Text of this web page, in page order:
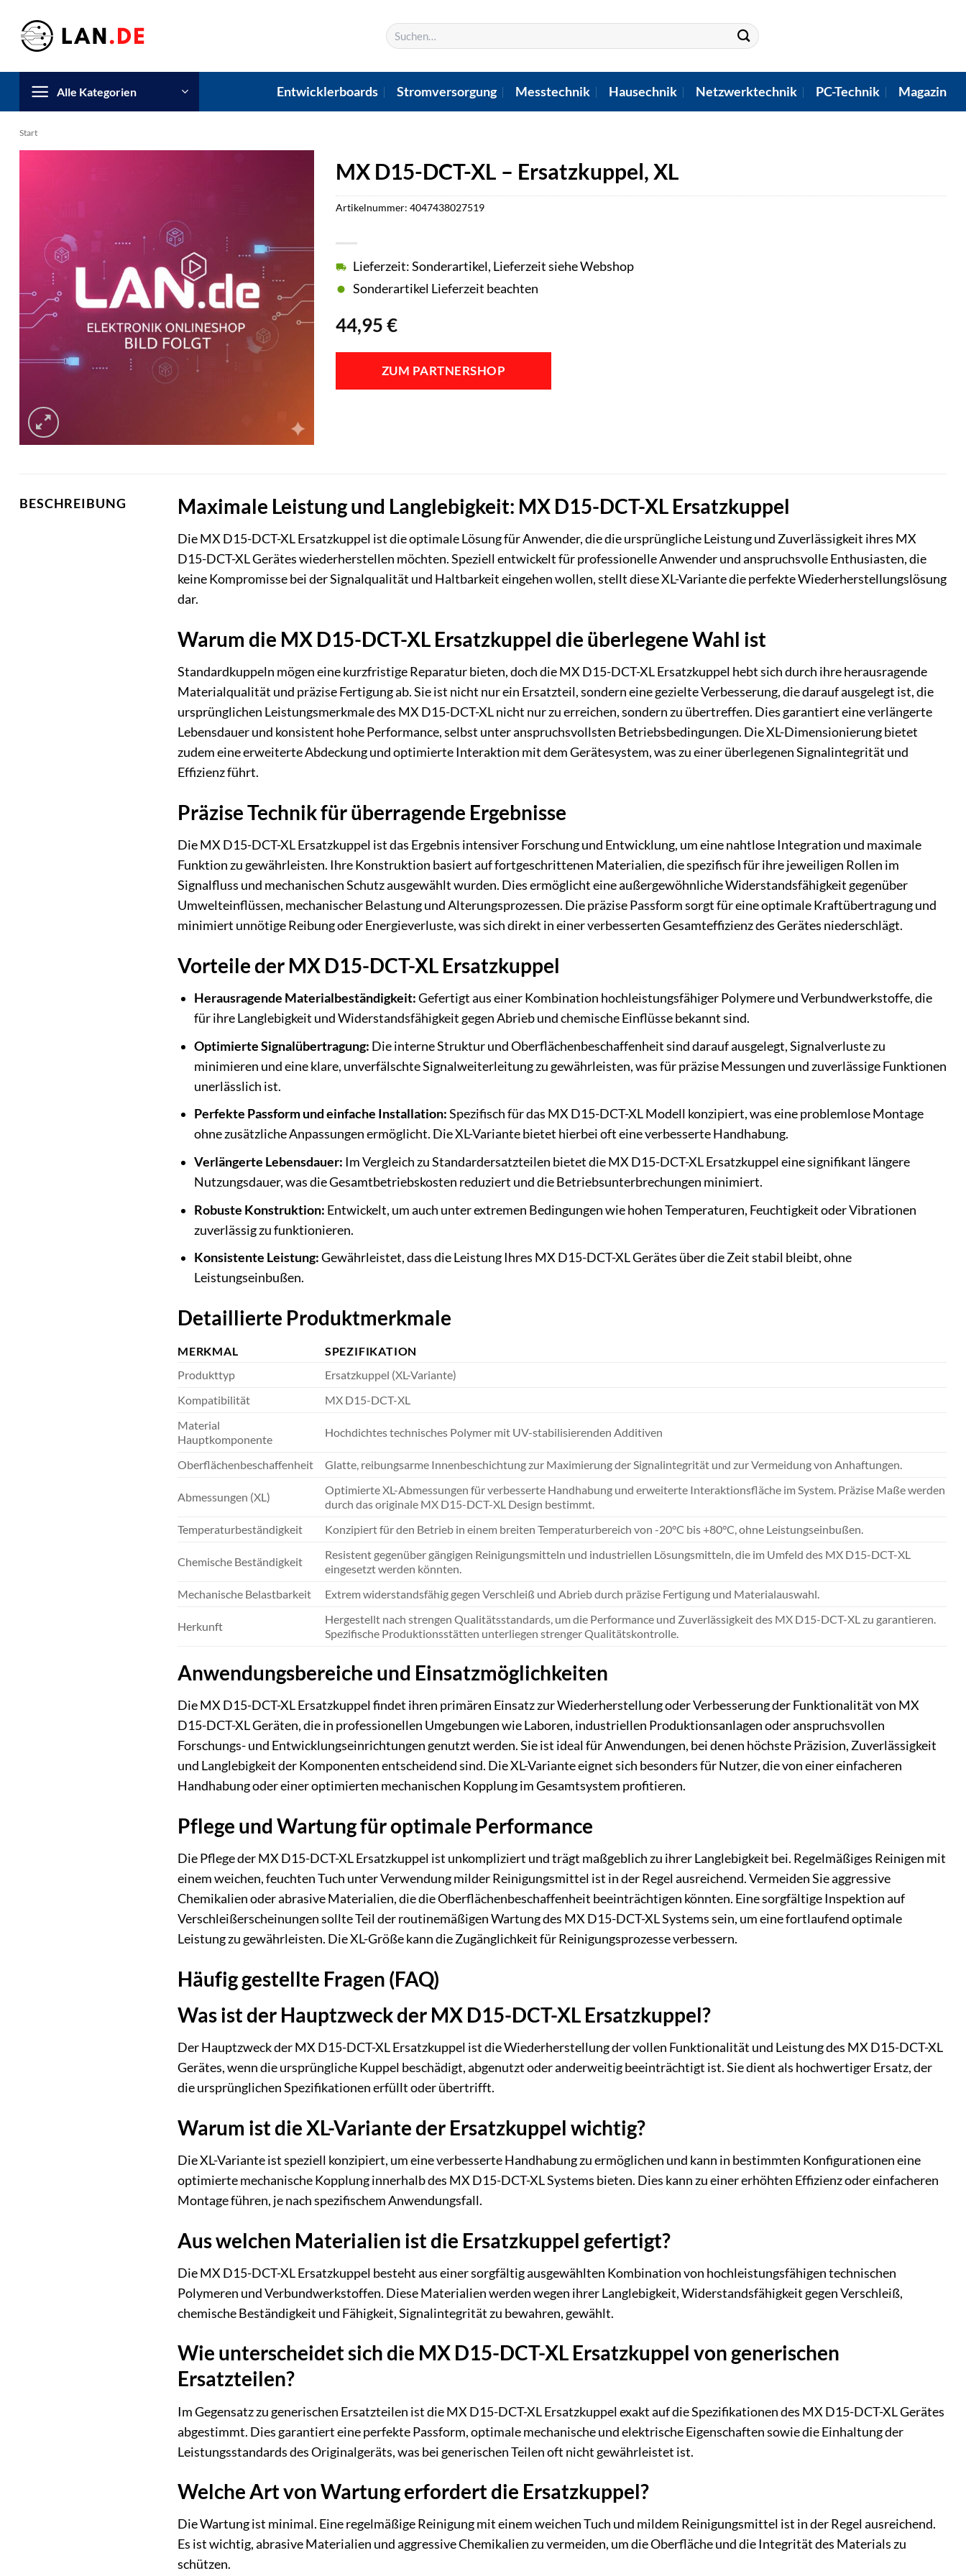
Inhalt
springen
Suchen
nach:
Alle Kategorien Entwicklerboards Stromversorgung Messtechnik Hausechnik Netzwerktechnik PC-Technik Magazin
Start
MX D15-DCT-XL – Ersatzkuppel, XL
44,95€
Lieferzeit: Sonderartikel, Lieferzeit siehe Webshop
Sonderartikel Lieferzeit beachten
ZUM PARTNERSHOP
Artikelnummer: 4047438027519
BESCHREIBUNG Maximale Leistung und Langlebigkeit: MX D15-DCT-XL Ersatzkuppel
Die MX D15-DCT-XL Ersatzkuppel ist die optimale Lösung für Anwender, die die ursprüngliche Leistung und Zuverlässigkeit ihres MX
D15-DCT-XL Gerätes wiederherstellen möchten. Speziell entwickelt für professionelle Anwender und anspruchsvolle Enthusiasten, die
keine Kompromisse bei der Signalqualität und Haltbarkeit eingehen wollen, stellt diese XL-Variante die perfekte Wiederherstellungslösung
dar.
Warum die MX D15-DCT-XL Ersatzkuppel die überlegene Wahl ist
Standardkuppeln mögen eine kurzfristige Reparatur bieten, doch die MX D15-DCT-XL Ersatzkuppel hebt sich durch ihre herausragende
Materialqualität und präzise Fertigung ab. Sie ist nicht nur ein Ersatzteil, sondern eine gezielte Verbesserung, die darauf ausgelegt ist, die
ursprünglichen Leistungsmerkmale des MX D15-DCT-XL nicht nur zu erreichen, sondern zu übertreffen. Dies garantiert eine verlängerte
Lebensdauer und konsistent hohe Performance, selbst unter anspruchsvollsten Betriebsbedingungen. Die XL-Dimensionierung bietet
zudem eine erweiterte Abdeckung und optimierte Interaktion mit dem Gerätesystem, was zu einer überlegenen Signalintegrität und
Effizienz führt.
Präzise Technik für überragende Ergebnisse
Die MX D15-DCT-XL Ersatzkuppel ist das Ergebnis intensiver Forschung und Entwicklung, um eine nahtlose Integration und maximale
Funktion zu gewährleisten. Ihre Konstruktion basiert auf fortgeschrittenen Materialien, die spezifisch für ihre jeweiligen Rollen im
Signalfluss und mechanischen Schutz ausgewählt wurden. Dies ermöglicht eine außergewöhnliche Widerstandsfähigkeit gegenüber
Umwelteinflüssen, mechanischer Belastung und Alterungsprozessen. Die präzise Passform sorgt für eine optimale Kraftübertragung und
minimiert unnötige Reibung oder Energieverluste, was sich direkt in einer verbesserten Gesamteffizienz des Gerätes niederschlägt.
Vorteile der MX D15-DCT-XL Ersatzkuppel
Herausragende Materialbeständigkeit:Gefertigt aus einer Kombination hochleistungsfähiger Polymere und Verbundwerkstoffe, die
für ihre Langlebigkeit und Widerstandsfähigkeit gegen Abrieb und chemische Einflüsse bekannt sind.
Optimierte Signalübertragung: Die interne Struktur und Oberflächenbeschaffenheit sind darauf ausgelegt, Signalverluste zu
minimieren und eine klare, unverfälschte Signalweiterleitung zu gewährleisten, was für präzise Messungen und zuverlässige Funktionen
unerlässlich ist.
Perfekte Passform und einfache Installation:Spezifisch für das MX D15-DCT-XL Modell konzipiert, was eine problemlose Montage
ohne zusätzliche Anpassungen ermöglicht. Die XL-Variante bietet hierbei oft eine verbesserte Handhabung.
Verlängerte Lebensdauer: Im Vergleich zu Standardersatzteilen bietet die MX D15-DCT-XL Ersatzkuppel eine signifikant längere
Nutzungsdauer, was die Gesamtbetriebskosten reduziert und die Betriebsunterbrechungen minimiert.
Robuste Konstruktion: Entwickelt, um auch unter extremen Bedingungen wie hohen Temperaturen, Feuchtigkeit oder Vibrationen
zuverlässig zu funktionieren.
Konsistente Leistung:Gewährleistet, dass die Leistung Ihres MX D15-DCT-XL Gerätes über die Zeit stabil bleibt, ohne
Leistungseinbußen.
Detaillierte Produktmerkmale
MERKMAL
SPEZIFIKATION
Produkttyp
Ersatzkuppel (XL-Variante)
Kompatibilität
MX D15-DCT-XL
Material
Hauptkomponente
Hochdichtes technisches Polymer mit UV-stabilisierenden Additiven
Oberflächenbeschaffenheit Glatte, reibungsarme Innenbeschichtung zur Maximierung der Signalintegrität und zur Vermeidung von Anhaftungen.
Abmessungen (XL)
Optimierte XL-Abmessungen für verbesserte Handhabung und erweiterte Interaktionsfläche im System. Präzise Maße werden
durch das originale MX D15-DCT-XL Design bestimmt.
Temperaturbeständigkeit
Konzipiert für den Betrieb in einem breiten Temperaturbereich von -20°C bis +80°C, ohne Leistungseinbußen.
Chemische Beständigkeit
Resistent gegenüber gängigen Reinigungsmitteln und industriellen Lösungsmitteln, die im Umfeld des MX D15-DCT-XL
eingesetzt werden könnten.
Mechanische Belastbarkeit
Extrem widerstandsfähig gegen Verschleiß und Abrieb durch präzise Fertigung und Materialauswahl.
Herkunft
Hergestellt nach strengen Qualitätsstandards, um die Performance und Zuverlässigkeit des MX D15-DCT-XL zu garantieren.
Spezifische Produktionsstätten unterliegen strenger Qualitätskontrolle.
Anwendungsbereiche und Einsatzmöglichkeiten
Die MX D15-DCT-XL Ersatzkuppel findet ihren primären Einsatz zur Wiederherstellung oder Verbesserung der Funktionalität von MX
D15-DCT-XL Geräten, die in professionellen Umgebungen wie Laboren, industriellen Produktionsanlagen oder anspruchsvollen
Forschungs- und Entwicklungseinrichtungen genutzt werden. Sie ist ideal für Anwendungen, bei denen höchste Präzision, Zuverlässigkeit
und Langlebigkeit der Komponenten entscheidend sind. Die XL-Variante eignet sich besonders für Nutzer, die von einer einfacheren
Handhabung oder einer optimierten mechanischen Kopplung im Gesamtsystem profitieren.
Pflege und Wartung für optimale Performance
Die Pflege der MX D15-DCT-XL Ersatzkuppel ist unkompliziert und trägt maßgeblich zu ihrer Langlebigkeit bei. Regelmäßiges Reinigen mit
einem weichen, feuchten Tuch unter Verwendung milder Reinigungsmittel ist in der Regel ausreichend. Vermeiden Sie aggressive
Chemikalien oder abrasive Materialien, die die Oberflächenbeschaffenheit beeinträchtigen könnten. Eine sorgfältige Inspektion auf
Verschleißerscheinungen sollte Teil der routinemäßigen Wartung des MX D15-DCT-XL Systems sein, um eine fortlaufend optimale
Leistung zu gewährleisten. Die XL-Größe kann die Zugänglichkeit für Reinigungsprozesse verbessern.
Häufig gestellte Fragen (FAQ)
Was ist der Hauptzweck der MX D15-DCT-XL Ersatzkuppel?
Der Hauptzweck der MX D15-DCT-XL Ersatzkuppel ist die Wiederherstellung der vollen Funktionalität und Leistung des MX D15-DCT-XL
Gerätes, wenn die ursprüngliche Kuppel beschädigt, abgenutzt oder anderweitig beeinträchtigt ist. Sie dient als hochwertiger Ersatz, der
die ursprünglichen Spezifikationen erfüllt oder übertrifft.
Warum ist die XL-Variante der Ersatzkuppel wichtig?
Die XL-Variante ist speziell konzipiert, um eine verbesserte Handhabung zu ermöglichen und kann in bestimmten Konfigurationen eine
optimierte mechanische Kopplung innerhalb des MX D15-DCT-XL Systems bieten. Dies kann zu einer erhöhten Effizienz oder einfacheren
Montage führen, je nach spezifischem Anwendungsfall.
Aus welchen Materialien ist die Ersatzkuppel gefertigt?
Die MX D15-DCT-XL Ersatzkuppel besteht aus einer sorgfältig ausgewählten Kombination von hochleistungsfähigen technischen
Polymeren und Verbundwerkstoffen. Diese Materialien werden wegen ihrer Langlebigkeit, Widerstandsfähigkeit gegen Verschleiß,
chemische Beständigkeit und Fähigkeit, Signalintegrität zu bewahren, gewählt.
Wie unterscheidet sich die MX D15-DCT-XL Ersatzkuppel von generischen
Ersatzteilen?
Im Gegensatz zu generischen Ersatzteilen ist die MX D15-DCT-XL Ersatzkuppel exakt auf die Spezifikationen des MX D15-DCT-XL Gerätes
abgestimmt. Dies garantiert eine perfekte Passform, optimale mechanische und elektrische Eigenschaften sowie die Einhaltung der
Leistungsstandards des Originalgeräts, was bei generischen Teilen oft nicht gewährleistet ist.
Welche Art von Wartung erfordert die Ersatzkuppel?
Die Wartung ist minimal. Eine regelmäßige Reinigung mit einem weichen Tuch und mildem Reinigungsmittel ist in der Regel ausreichend.
Es ist wichtig, abrasive Materialien und aggressive Chemikalien zu vermeiden, um die Oberfläche und die Integrität des Materials zu
schützen.